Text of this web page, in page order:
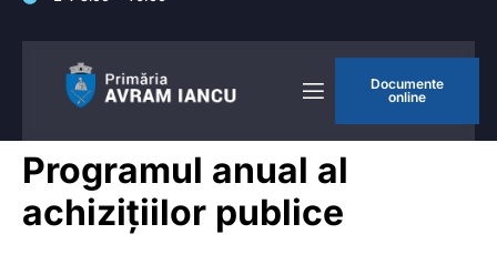
Documente
online
Programul anual al
achizițiilor publice